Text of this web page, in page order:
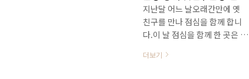
행 2박 3일 이틀째아침부터 온
천 갔다 망치탕으로 해장하고
묵호등대와 동해시무릉별유천
지라벤더축제관람 등정신없이
돌아다니다가 늦은 점심을 먹으
지난달 어느 날오래간만에 옛
친구를 만나 점심을 함께 합니
다.이 날 점심을 함께 한 곳은 판
헌입니다. 몽중헌(夢中軒)은 중
더보기